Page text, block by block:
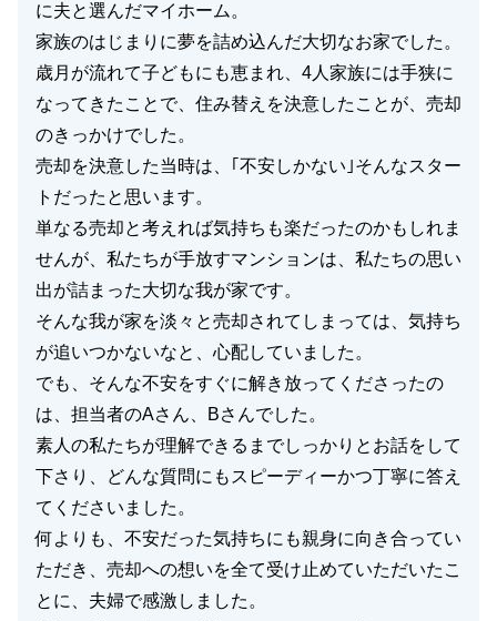
に夫と選んだマイホーム。
家族のはじまりに夢を詰め込んだ大切なお家でした。
歳月が流れて子どもにも恵まれ、4人家族には手狭に
なってきたことで、住み替えを決意したことが、売却
のきっかけでした。
売却を決意した当時は、｢不安しかない｣そんなスター
トだったと思います。
単なる売却と考えれば気持ちも楽だったのかもしれま
せんが、私たちが手放すマンションは、私たちの思い
出が詰まった大切な我が家です。
そんな我が家を淡々と売却されてしまっては、気持ち
が追いつかないなと、心配していました。
でも、そんな不安をすぐに解き放ってくださったの
は、担当者のAさん、Bさんでした。
素人の私たちが理解できるまでしっかりとお話をして
下さり、どんな質問にもスピーディーかつ丁寧に答え
てくださいました。
何よりも、不安だった気持ちにも親身に向き合ってい
ただき、売却への想いを全て受け止めていただいたこ
とに、夫婦で感激しました。